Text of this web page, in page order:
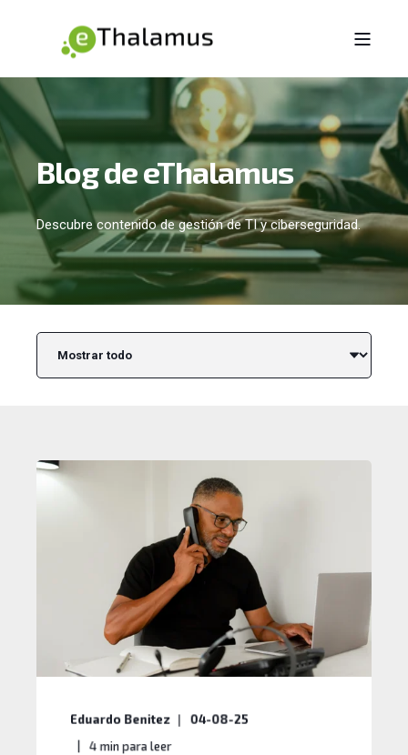
Blog de eThalamus
Descubre contenido de gestión de TI y ciberseguridad.
Eduardo Benitez 04-08-25
4 min para leer